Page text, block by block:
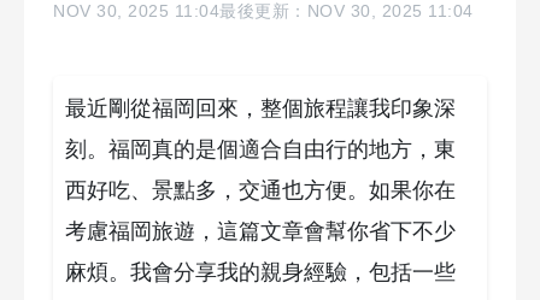
NOV 30, 2025 11:04最後更新：NOV 30, 2025 11:04
最近剛從福岡回來，整個旅程讓我印象深
刻。福岡真的是個適合自由行的地方，東
西好吃、景點多，交通也方便。如果你在
考慮福岡旅遊，這篇文章會幫你省下不少
麻煩。我會分享我的親身經驗，包括一些